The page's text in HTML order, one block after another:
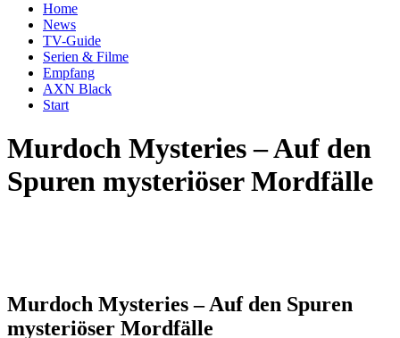
Home
News
TV-Guide
Serien & Filme
Empfang
AXN Black
Start
Murdoch Mysteries – Auf den
Spuren mysteriöser Mordfälle
Murdoch Mysteries – Auf den Spuren
mysteriöser Mordfälle